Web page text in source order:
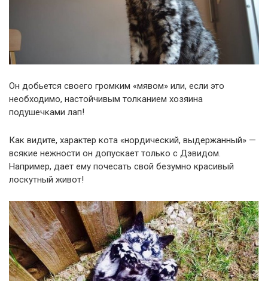
Он добьется своего громким «мявом» или, если это
необходимо, настойчивым толканием хозяина
подушечками лап!
Как видите, характер кота «нордический, выдержанный» —
всякие нежности он допускает только с Дэвидом.
Например, дает ему почесать свой безумно красивый
лоскутный живот!